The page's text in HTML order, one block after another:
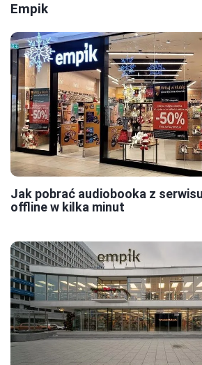
Empik
Jak pobrać audiobooka z
offline w kilka minut